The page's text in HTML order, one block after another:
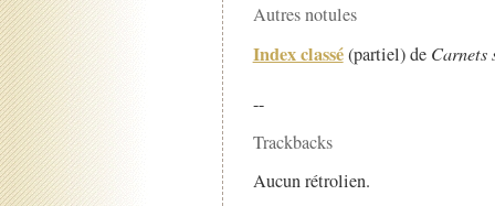
Autres notules
Index classé(partiel) de Carnets
--
Trackbacks
Aucun rétrolien.